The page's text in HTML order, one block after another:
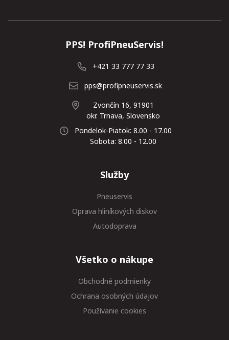
PPS! ProfiPneuServis!
+421 33 777 77 33
pps@profipneuservis.sk
Zvončín 16, 91901
okr. Trnava, Slovensko
Pondelok-Piatok: 8.00 - 17.00
Sobota: 8.00 - 12.00
Služby
Pneuservis
Oprava hliníkových diskov
Autodoprava
Všetko o nákupe
Obchodné podmienky
Ochrana osobných údajov
Používanie cookies